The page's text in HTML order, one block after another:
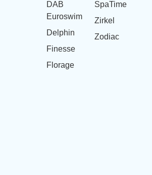
DAB
Euroswim
Delphin
Finesse
Florage
SpaTime
Zirkel
Zodiac